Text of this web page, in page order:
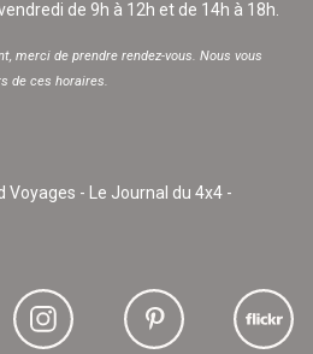
de 9h à 12h et de 14h à 18h.
merci de prendre rendez-vous. Nous vous
de ces horaires.
Voyages - Le Journal du 4x4 -